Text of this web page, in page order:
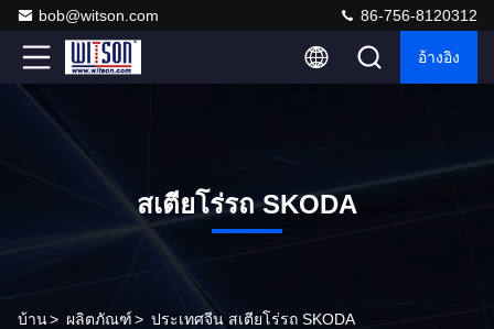
bob@witson.com 86-756-8120312
อ้างอิง
สเตียโร่รถ SKODA
บ้าน> ผลิตภัณฑ์> ประเทศจีน สเตียโร่รถ SKODA